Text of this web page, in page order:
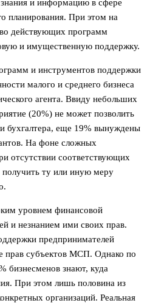
и информацию в сфере
планирования. При этом на
действующих программ
и имущественную поддержку.
и инструментов поддержки
малого и среднего бизнеса
агента. Ввиду небольших
(20%) не может позволить
бухгалтера, еще 19% вынуждены
На фоне сложных
отсутствии соответствующих
получить ту или иную меру
уровнем финансовой
и незнанием ими своих прав.
предпринимателей
прав субъектов МСП. Однако по
бизнесменов знают, куда
При этом лишь половина из
организаций. Реальная